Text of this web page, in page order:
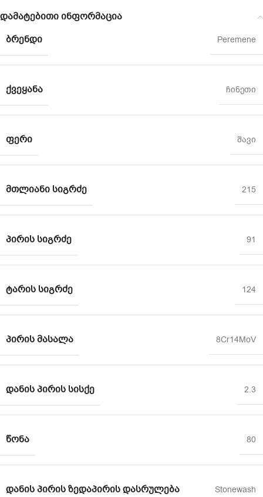
დამატებითი ინფორმაცია
ᲑᲠᲔᲜᲓᲘ
Peremene
ᲥᲕᲔᲧᲐᲜᲐ ჩინეთი
ᲤᲔᲠᲘ შავი
ᲛᲗᲚᲘᲐᲜᲘ ᲡᲘᲒᲠᲫᲔ 215
ᲞᲘᲠᲘᲡ ᲡᲘᲒᲠᲫᲔ 91
ᲢᲐᲠᲘᲡ ᲡᲘᲒᲠᲫᲔ 124
ᲞᲘᲠᲘᲡ ᲛᲐᲡᲐᲚᲐ 8Cr14MoV
ᲓᲐᲜᲘᲡ ᲞᲘᲠᲘᲡ ᲡᲘᲡᲥᲔ 2.3
ᲬᲝᲜᲐ 80
ᲓᲐᲜᲘᲡ ᲞᲘᲠᲘᲡ ᲖᲔᲓᲐᲞᲘᲠᲘᲡ ᲓᲐᲡᲠᲣᲚᲔᲑᲐ Stonewash